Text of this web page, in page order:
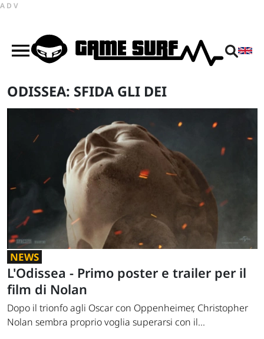
ADV
ODISSEA: SFIDA GLI DEI
NEWS
L'Odissea - Primo poster e trailer per il
film di Nolan
Dopo il trionfo agli Oscar con Oppenheimer, Christopher
Nolan sembra proprio voglia superarsi con il...